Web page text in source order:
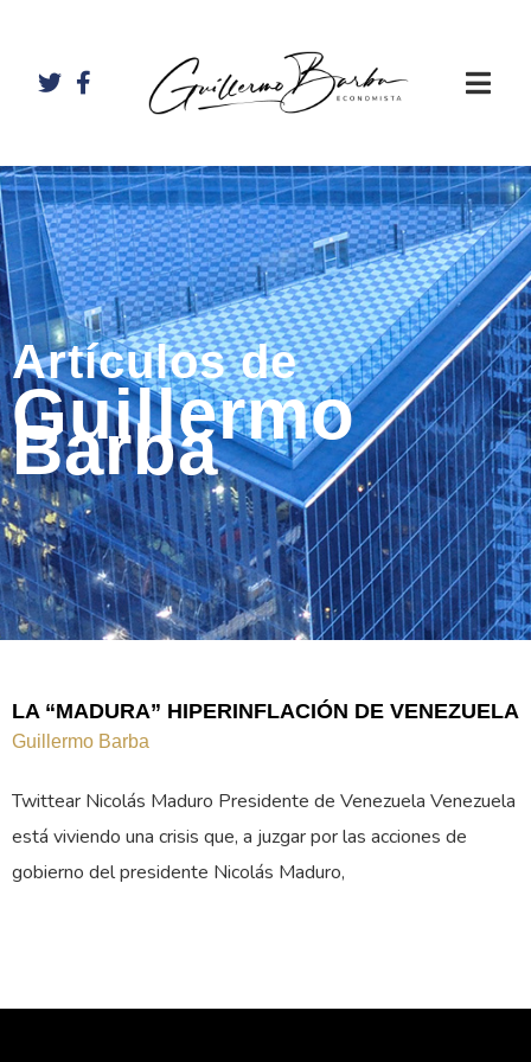
Artículos de
Guillermo
Barba
LA “MADURA” HIPERINFLACIÓN DE VENEZUELA
Guillermo Barba
Twittear Nicolás Maduro Presidente de Venezuela Venezuela
está viviendo una crisis que, a juzgar por las acciones de
gobierno del presidente Nicolás Maduro,